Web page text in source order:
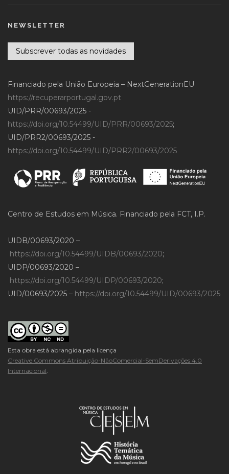
NEWSLETTER
Subscrever todas as novidades
Financiado pela União Europeia – NextGenerationEU
https://recuperarportugal.gov.pt
UID/PRR/00693/2025 -
https://doi.org/10.54499/UID/PRR/00693/2025;
UID/PRR2/00693/2025 -
https://doi.org/10.54499/UID/PRR2/00693/2025
Centro de Estudos em Música. Financiado pela FCT, I.P.
UIDB/00693/2020 –
https://doi.org/10.54499/UIDB/00693/2020;
UIDP/00693/2020 –
https://doi.org/10.54499/UIDP/00693/2020;
UID/00693/2025 – https://doi.org/10.54499/UID/00693/2025
Esta obra está abrangida pela licença
Creative Commons Atribuição-NãoComercial-SemDerivações 4.0
Internacional